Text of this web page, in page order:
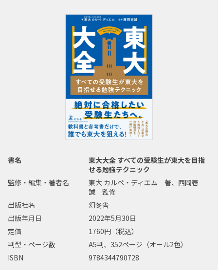
書名
東大大全 すべての受験生が東大を目指
せる勉強テクニック
監修・編集・著者名
東大 カルペ・ディエム 著、西岡壱
誠 監修
出版社名
幻冬舎
出版年月日
2022年5月30日
定価
1760円（税込）
判型・ページ数
A5判、352ページ（オール2色）
ISBN
9784344790728